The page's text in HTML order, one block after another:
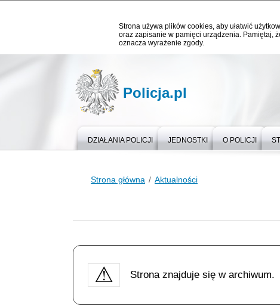
Strona używa plików cookies, aby ułatwić
oraz zapisanie w pamięci urządzenia. Pamiętaj,
oznacza wyrażenie zgody.
Policja.pl
DZIAŁANIA POLICJI JEDNOSTKI O POLICJI
Strona główna Aktualności
Strona znajduje się w archiwum.